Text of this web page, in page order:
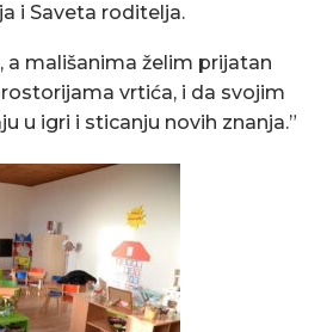
i Saveta roditelja.
a mališanima želim prijatan
vrtića, i da svojim
u igri i sticanju novih znanja.”